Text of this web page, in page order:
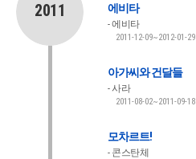
2011 에비타
에비타
2011-12-09~2012-01-29
아가씨와 건달들
사라
2011-08-02~2011-09-18
모차르트!
콘스탄체